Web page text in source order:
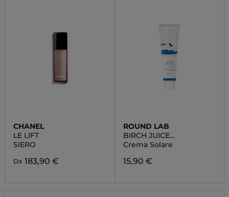
CHANEL
LE LIFT
SIERO
Da 183,90 €
ROUND LAB
BIRCH JUICE
MOISTURIZING
SUNSCREEN
Crema Solare
15,90 €